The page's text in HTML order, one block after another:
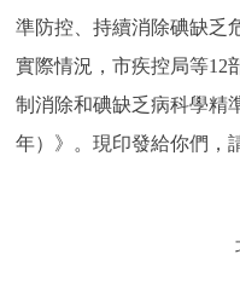
多語種
ENGLISH
準防控、持續消除碘缺乏
實際情況，市疾控局等12
制消除和碘缺乏病科學精
年）》。現印發給你們，